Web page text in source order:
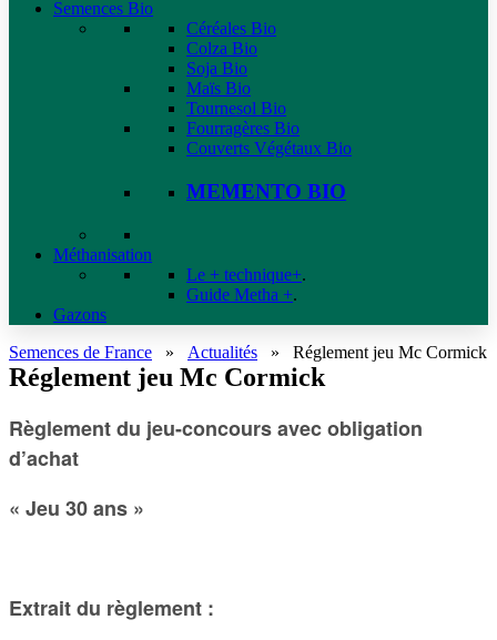
Semences Bio
Céréales Bio
Colza Bio
Soja Bio
Maïs Bio
Tournesol Bio
Fourragères Bio
Couverts Végétaux Bio
MEMENTO BIO
Méthanisation
Le + technique+.
Guide Metha +.
Gazons
Semences de France » Actualités » Réglement jeu Mc Cormick
Réglement jeu Mc Cormick
Règlement du jeu-concours avec obligation
d’achat
« Jeu 30 ans »
Extrait du règlement :